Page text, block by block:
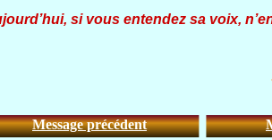
si vous entendez sa voix,
Message précédent